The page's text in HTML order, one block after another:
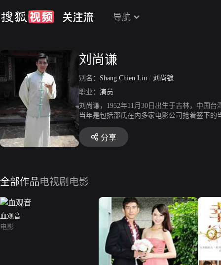
导航
刘尚谦
别名： Shang Chien Liu / 刘尚镰
职业： 演员
刘尚谦，1952年11月30日出生于吉林，中国
当年是包括邵氏在内多家电影公司抢着签下
十多年前，他出演台湾电影《春寒》，被誉
当铺》。分享
全部作品电视剧 电影
血观音
电影